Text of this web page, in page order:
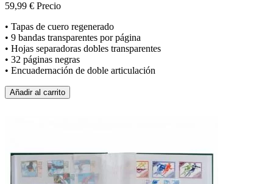
59,99 € Precio
• Tapas de cuero regenerado
• 9 bandas transparentes por página
• Hojas separadoras dobles transparentes
• 32 páginas negras
• Encuadernación de doble articulación
Añadir al carrito